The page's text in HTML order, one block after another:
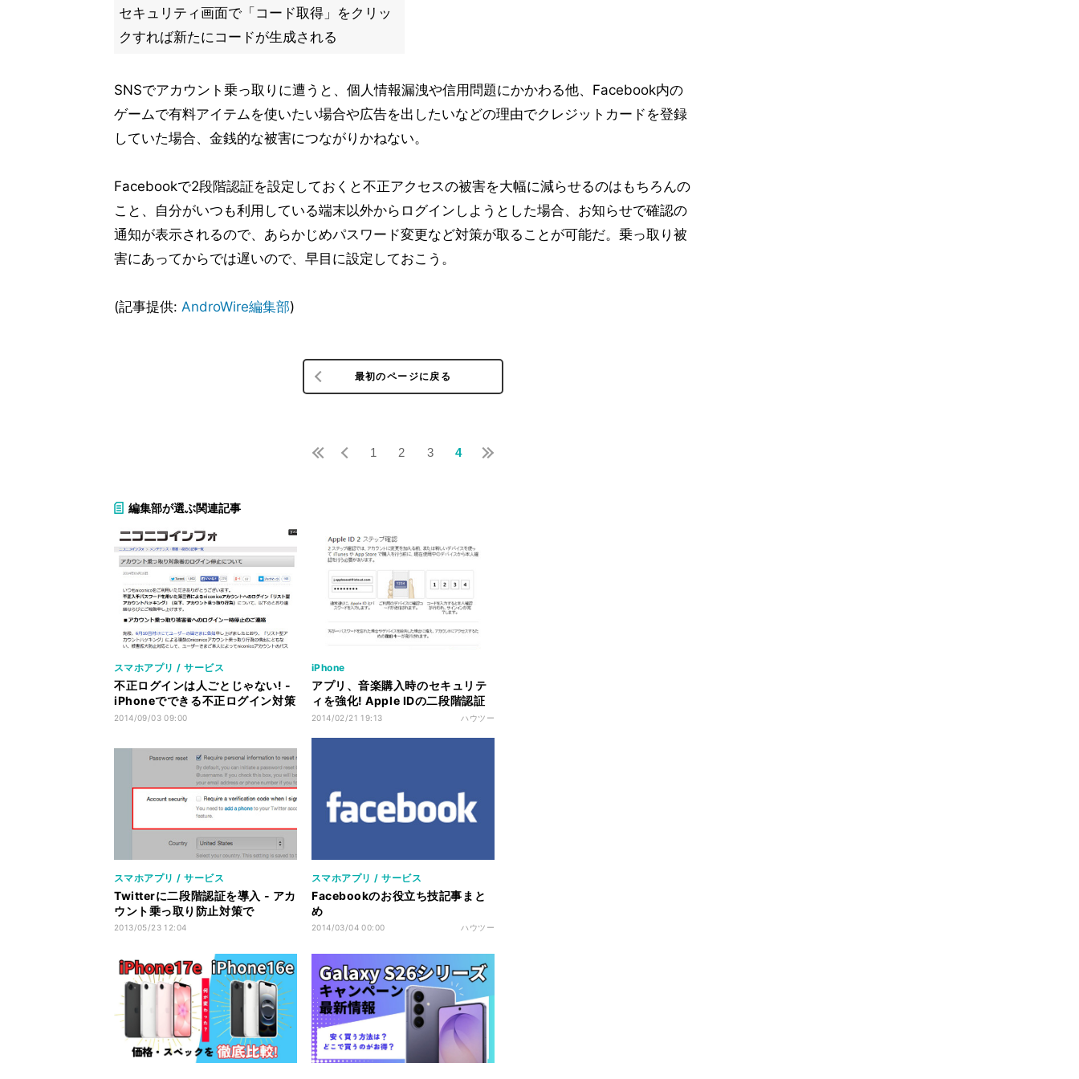
セキュリティ画面で「コード取得」をクリッ
クすれば新たにコードが生成される
SNSでアカウント乗っ取りに遭うと、個人情報漏洩や信用問題にかかわる他、Facebook内の
ゲームで有料アイテムを使いたい場合や広告を出したいなどの理由でクレジットカードを登録
していた場合、金銭的な被害につながりかねない。
Facebookで2段階認証を設定しておくと不正アクセスの被害を大幅に減らせるのはもちろんの
こと、自分がいつも利用している端末以外からログインしようとした場合、お知らせで確認の
通知が表示されるので、あらかじめパスワード変更など対策が取ることが可能だ。乗っ取り被
害にあってからでは遅いので、早目に設定しておこう。
(記事提供: AndroWire編集部)
最初のページに戻る
1 2 3 4
編集部が選ぶ関連記事
スマホアプリ / サービス
不正ログインは人ごとじゃない! -
iPhoneでできる不正ログイン対策
記事まとめ
2014/09/03 09:00
iPhone
アプリ、音楽購入時のセキュリテ
ィを強化! Apple IDの二段階認証
の設定手順と注意点
2014/02/21 19:13 ハウツー
スマホアプリ / サービス
Twitterに二段階認証を導入 - アカ
ウント乗っ取り防止対策で
2013/05/23 12:04
スマホアプリ / サービス
Facebookのお役立ち技記事まと
め
2014/03/04 00:00 ハウツー